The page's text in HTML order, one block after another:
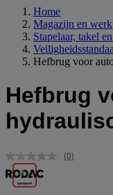
Home
Magazijn en
Stapelaar, takel
Hefbrug voor
Hefbrug
Geen
(0)